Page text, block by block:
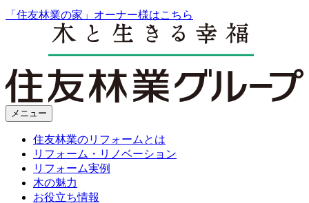
「住友林業の家」オーナー様はこちら
メニュー
住友林業のリフォームとは
リフォーム・リノベーション
リフォーム実例
木の魅力
お役立ち情報